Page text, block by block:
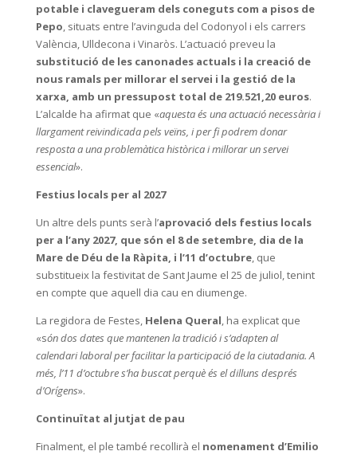
potable i clavegueram dels coneguts com a pisos de
Pepo, situats entre l’avinguda del Codonyol i els carrers
València, Ulldecona i Vinaròs. L’actuació preveu la
substitució de les canonades actuals i la creació de
nous ramals per millorar el servei i la gestió de la
xarxa, amb un pressupost total de 219.521,20 euros.
L’alcalde ha afirmat que «aquesta és una actuació necessària i
llargament reivindicada pels veïns, i per fi podrem donar
resposta a una problemàtica històrica i millorar un servei
essencial».
Festius locals per al 2027
Un altre dels punts serà l’aprovació dels festius locals
per a l’any 2027, que són el 8 de setembre, dia de la
Mare de Déu de la Ràpita, i l’11 d’octubre, que
substitueix la festivitat de Sant Jaume el 25 de juliol, tenint
en compte que aquell dia cau en diumenge.
La regidora de Festes, Helena Queral, ha explicat que
«són dos dates que mantenen la tradició i s’adapten al
calendari laboral per facilitar la participació de la ciutadania. A
més, l’11 d’octubre s’ha buscat perquè és el dilluns després
d’Orígens».
Continuïtat al jutjat de pau
Finalment, el ple també recollirà el nomenament d’Emilio